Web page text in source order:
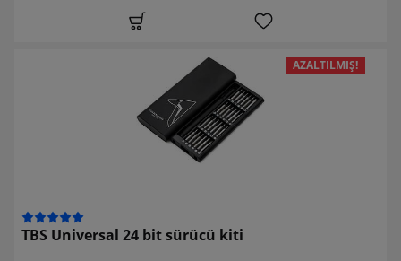
AZALTILMIŞ!
TBS Universal 24 bit sürücü kiti